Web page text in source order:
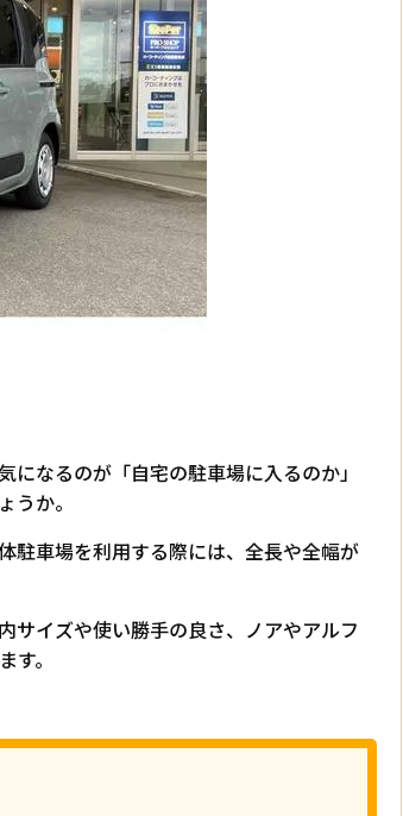
なるのが「自宅の駐車場に入るのか」
うか。
駐車場を利用する際には、全長や全幅が
サイズや使い勝手の良さ、ノアやアルフ
。